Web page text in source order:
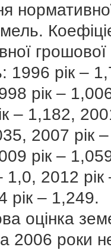
грошової
1996 рік –
рік –
– 1,182,
2007 рік
рік –
1,0, 2012
рік – 1,249.
оцінка
2006 роки